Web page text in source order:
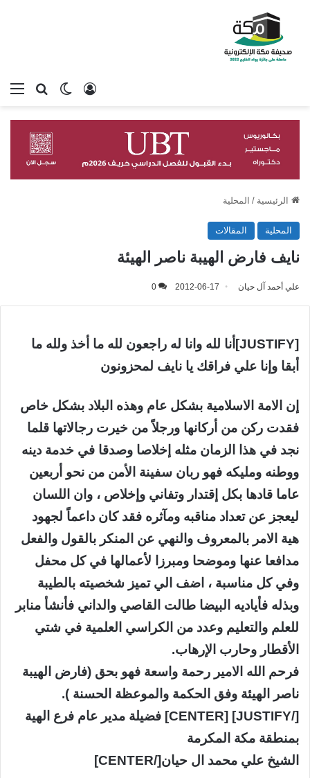
بحثالوضع
تسجيل الدخول
الرئيسية / المحلية
المحلية المقالات
نايف فارض الهيبة ناصر الهيئة
علي أحمد آل حيان 2012-06-17
0
[JUSTIFY]أنا لله وانا له راجعون لله ما أخذ ولله ما
أبقا وإنا علي فراقك يا نايف لمحزونون
إن الامة الاسلامية بشكل عام وهذه البلاد بشكل خاص
فقدت ركن من أركانها ورجلاً من خيرت رجالاتها قلما
نجد في هذا الزمان مثله إخلاصا وصدقا في خدمة دينه
ووطنه ومليكه فهو ربان سفينة الأمن من نحو أربعين
عاما قادها بكل إقتدار وتفاني وإخلاص ، وان اللسان
ليعجز عن تعداد مناقبه ومآثره فقد كان داعماً لجهود
هية الامر بالمعروف والنهي عن المنكر بالقول والفعل
مدافعا عنها وموضحا ومبرزا لأعمالها في كل محفل
وفي كل مناسبة ، اضف الي تميز شخصيته بالطيبة
وبذله فأياديه البيضا طالت القاصي والداني فأنشأ منابر
للعلم والتعليم وعدد من الكراسي العلمية في شتي
الأقطار وحارب الإرهاب.
فرحم الله الامير رحمة واسعة فهو بحق (فارض الهيبة
ناصر الهيئة وفق الحكمة والموعظة الحسنة ).
[/JUSTIFY] [CENTER] فضيلة مدير عام فرع الهية
بمنطقة مكة المكرمة
الشيخ علي محمد ال حيان[/CENTER]